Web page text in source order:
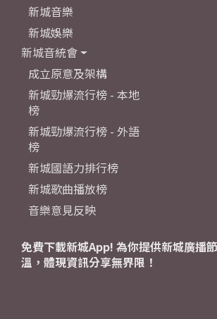
新城音樂
新城娛樂
新城音統會
成立原意及架構
新城勁爆流行榜 - 本地
榜
新城勁爆流行榜 - 外語
榜
新城國語力排行榜
新城歌曲播放榜
音樂意見反映
免費下載新城App! 為你提供新城廣播
溫，體現資訊分享無界限！